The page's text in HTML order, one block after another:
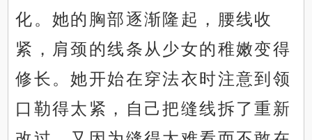
化。她的胸部逐渐隆起，腰线收
紧，肩颈的线条从少女的稚嫩变得
修长。她开始在穿法衣时注意到领
口勒得太紧，自己把缝线拆了重新